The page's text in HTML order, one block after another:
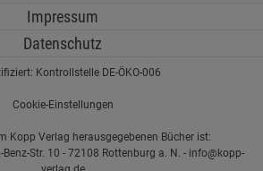
Impressum
Datenschutz
Kontrollstelle DE-ÖKO-006
Cookie-Einstellungen
Kopp Verlag herausgegebenen Bücher ist:
Benz-Str. 10 - 72108 Rottenburg a. N. - info@kopp-
(3)
Datenschutzerklärung Impressum